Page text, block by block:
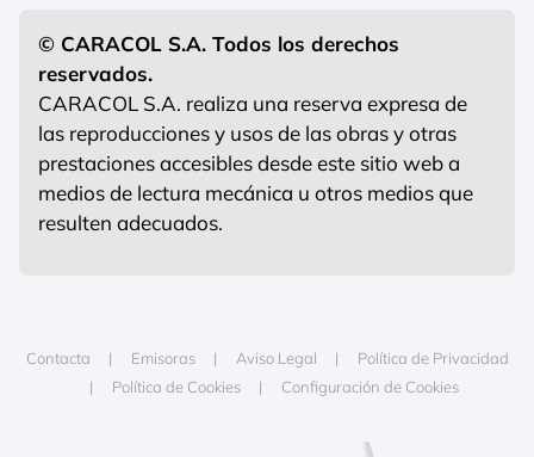
© CARACOL S.A. Todos los derechos
reservados.
CARACOL S.A. realiza una reserva expresa de
las reproducciones y usos de las obras y otras
prestaciones accesibles desde este sitio web a
medios de lectura mecánica u otros medios que
resulten adecuados.
Contacta Emisoras Aviso Legal
Política de Privacidad
Política de Cookies
Configuración de Cookies